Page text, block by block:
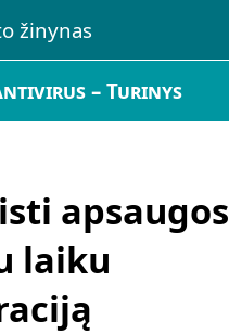
– Turinys
apsaugos
laiku